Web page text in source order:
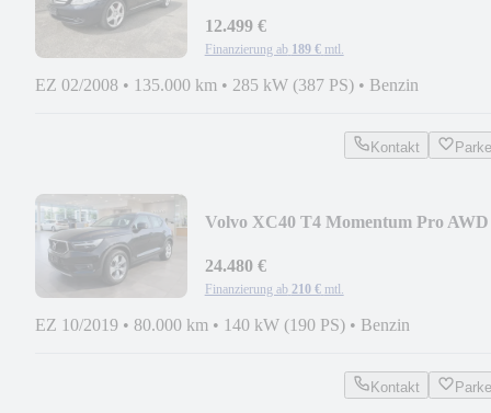
12.499 €
Finanzierung ab 189 € mtl.
EZ 02/2008 • 135.000 km • 285 kW (387 PS) • Benzin
Kontakt
Volvo XC40 T4 Momentum Pro AWD
24.480 €
Finanzierung ab 210 € mtl.
EZ 10/2019 • 80.000 km • 140 kW (190 PS) • Benzin
Kontakt